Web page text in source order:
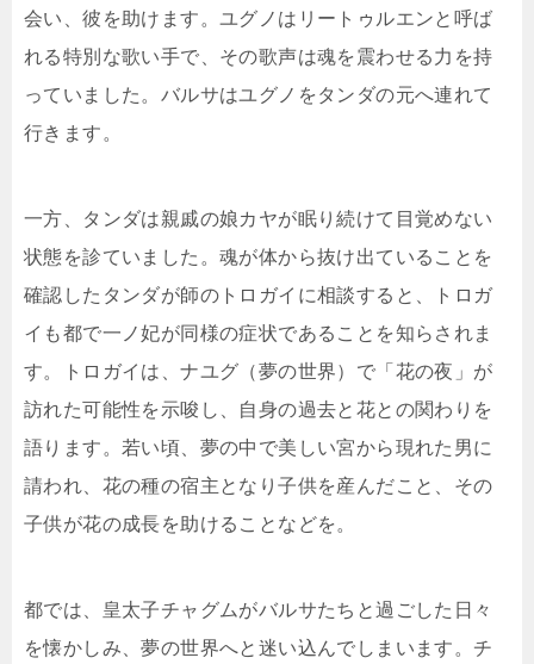
会い、彼を助けます。ユグノはリートゥルエンと呼ば
れる特別な歌い手で、その歌声は魂を震わせる力を持
っていました。バルサはユグノをタンダの元へ連れて
行きます。
一方、タンダは親戚の娘カヤが眠り続けて目覚めない
状態を診ていました。魂が体から抜け出ていることを
確認したタンダが師のトロガイに相談すると、トロガ
イも都で一ノ妃が同様の症状であることを知らされま
す。トロガイは、ナユグ（夢の世界）で「花の夜」が
訪れた可能性を示唆し、自身の過去と花との関わりを
語ります。若い頃、夢の中で美しい宮から現れた男に
請われ、花の種の宿主となり子供を産んだこと、その
子供が花の成長を助けることなどを。
都では、皇太子チャグムがバルサたちと過ごした日々
を懐かしみ、夢の世界へと迷い込んでしまいます。チ